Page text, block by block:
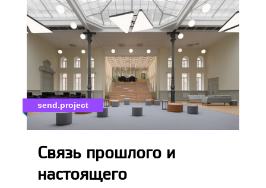
send.project
Связь прошлого и
настоящего